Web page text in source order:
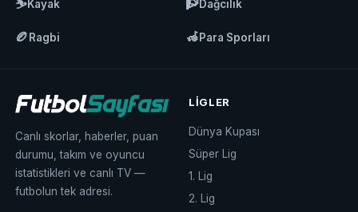
⛷️Kayak 🧗Dağcılık
🏉 Ragbi 🦽Para Sporları
Canlı skorlar, haberler, puan
durumu, takım ve oyuncu
istatistikleri ve canlı TV —
futbolun tek adresi.
LIGLER
Dünya Kupası
Süper Lig
1. Lig
2. Lig